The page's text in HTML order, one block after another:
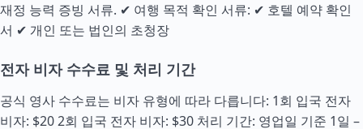
재정 능력 증빙 서류. ✔ 여행 목적 확인 서류: ✔ 호텔 예약 확인
서 ✔ 개인 또는 법인의 초청장
전자 비자 수수료 및 처리 기간
공식 영사 수수료는 비자 유형에 따라 다릅니다: 1회 입국 전자
비자: $20 2회 입국 전자 비자: $30 처리 기간: 영업일 기준 1일 –